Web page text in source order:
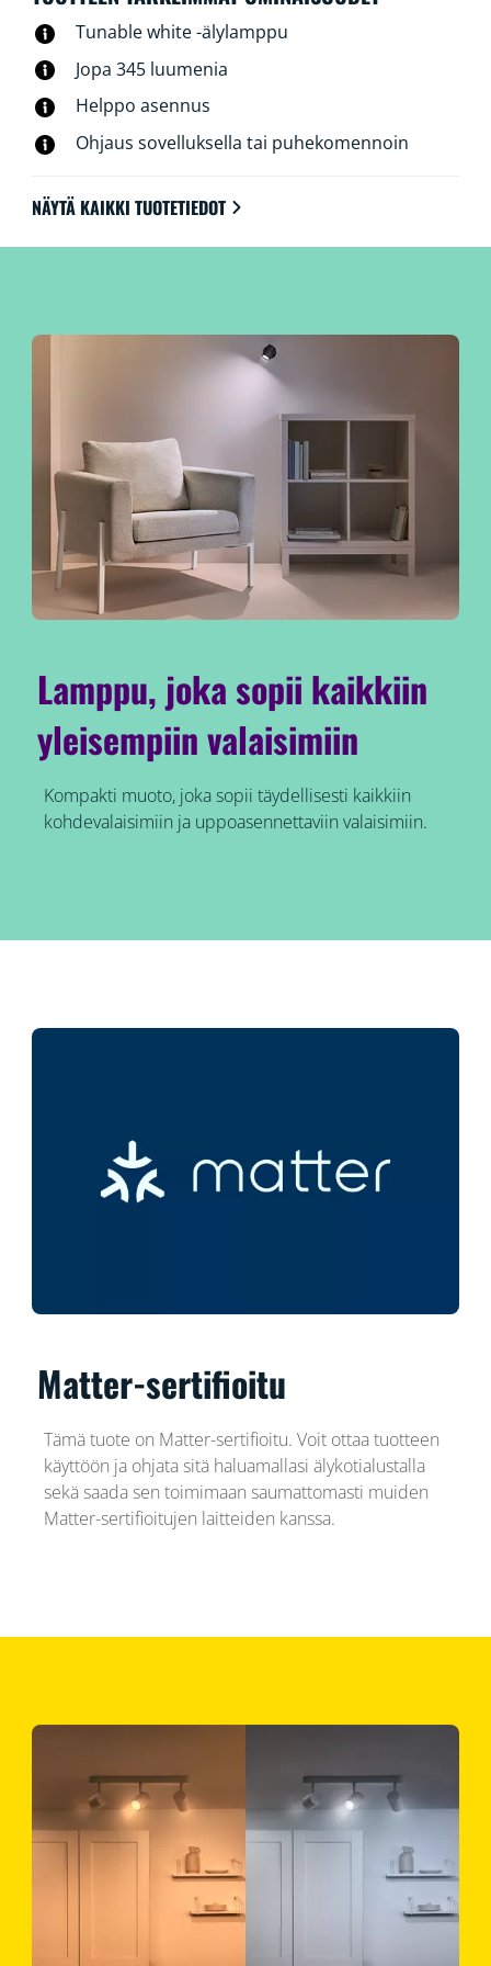
kohdelamput voidaan yhdistää olemassa olevaan Wi-Fi-
verkkoon. Lisälaitteita tai erillistä asennusta ei tarvita.
Tunable white -älylamppu
Jopa 345 luumenia
Helppo asennus
Ohjaus sovelluksella tai puhekomennoin
NÄYTÄ KAIKKI TUOTETIEDOT
Lamppu, joka sopii kaikkiin
yleisempiin valaisimiin
Kompakti muoto, joka sopii täydellisesti kaikkiin
kohdevalaisimiin ja uppoasennettaviin valaisimiin.
Matter-sertifioitu
Tämä tuote on Matter-sertifioitu. Voit ottaa tuotteen
käyttöön ja ohjata sitä haluamallasi älykotialustalla
sekä saada sen toimimaan saumattomasti muiden
Matter-sertifioitujen laitteiden kanssa.